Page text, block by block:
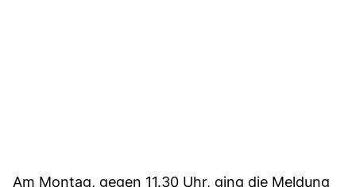
Am Montag, gegen 11.30 Uhr, ging die Meldung